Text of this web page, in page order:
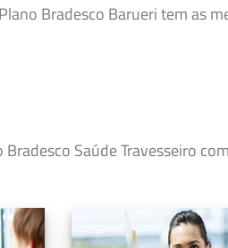
Bradesco Barueri tem as
Saúde Travesseiro